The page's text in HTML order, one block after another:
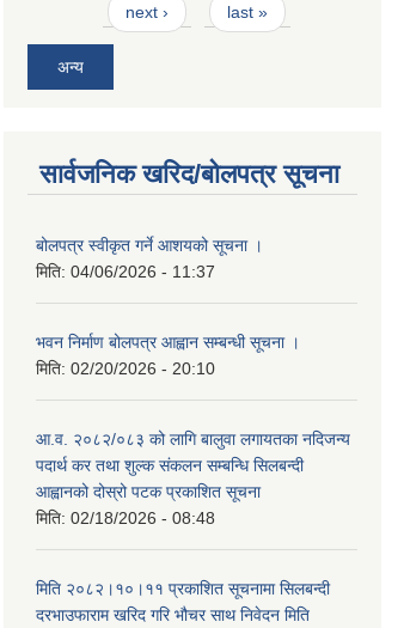
next › last »
अन्य
सार्वजनिक खरिद/बोलपत्र सूचना
बोलपत्र स्वीकृत गर्ने आशयको सूचना ।
मिति: 04/06/2026 - 11:37
भवन निर्माण बोलपत्र आह्वान सम्बन्धी सूचना ।
मिति: 02/20/2026 - 20:10
आ.व. २०८२/०८३ को लागि बालुवा लगायतका नदिजन्य
पदार्थ कर तथा शुल्क संकलन सम्बन्धि सिलबन्दी
आह्वानको दोस्रो पटक प्रकाशित सूचना
मिति: 02/18/2026 - 08:48
मिति २०८२।१०।११ प्रकाशित सूचनामा सिलबन्दी
दरभाउफाराम खरिद गरि भौचर साथ निवेदन मिति